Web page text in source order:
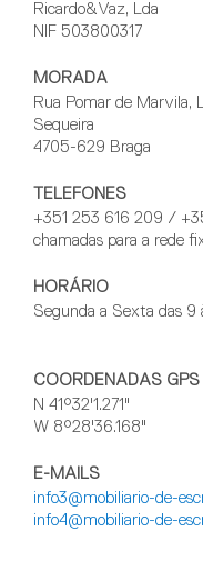
Ricardo&Vaz, Lda
NIF 503800317
MORADA
Rua Pomar de Marvila,
Sequeira
4705-629 Braga
TELEFONES
+351 253 616 209 /
chamadas para a rede
HORÁRIO
Segunda a Sexta das 9
COORDENADAS GPS
N 41°32'1.271"
W 8°28'36.168"
E-MAILS
info3@mobiliario-de-
info4@mobiliario-de-